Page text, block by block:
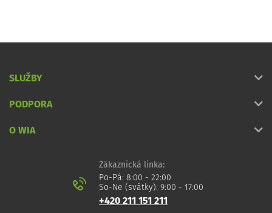
SLUŽBY
PODPORA
O WIA
Zákaznická linka:
Po-Pá: 8:00 - 22:00
So-Ne (svátky): 9:00 - 17:00
+420 211 151 211